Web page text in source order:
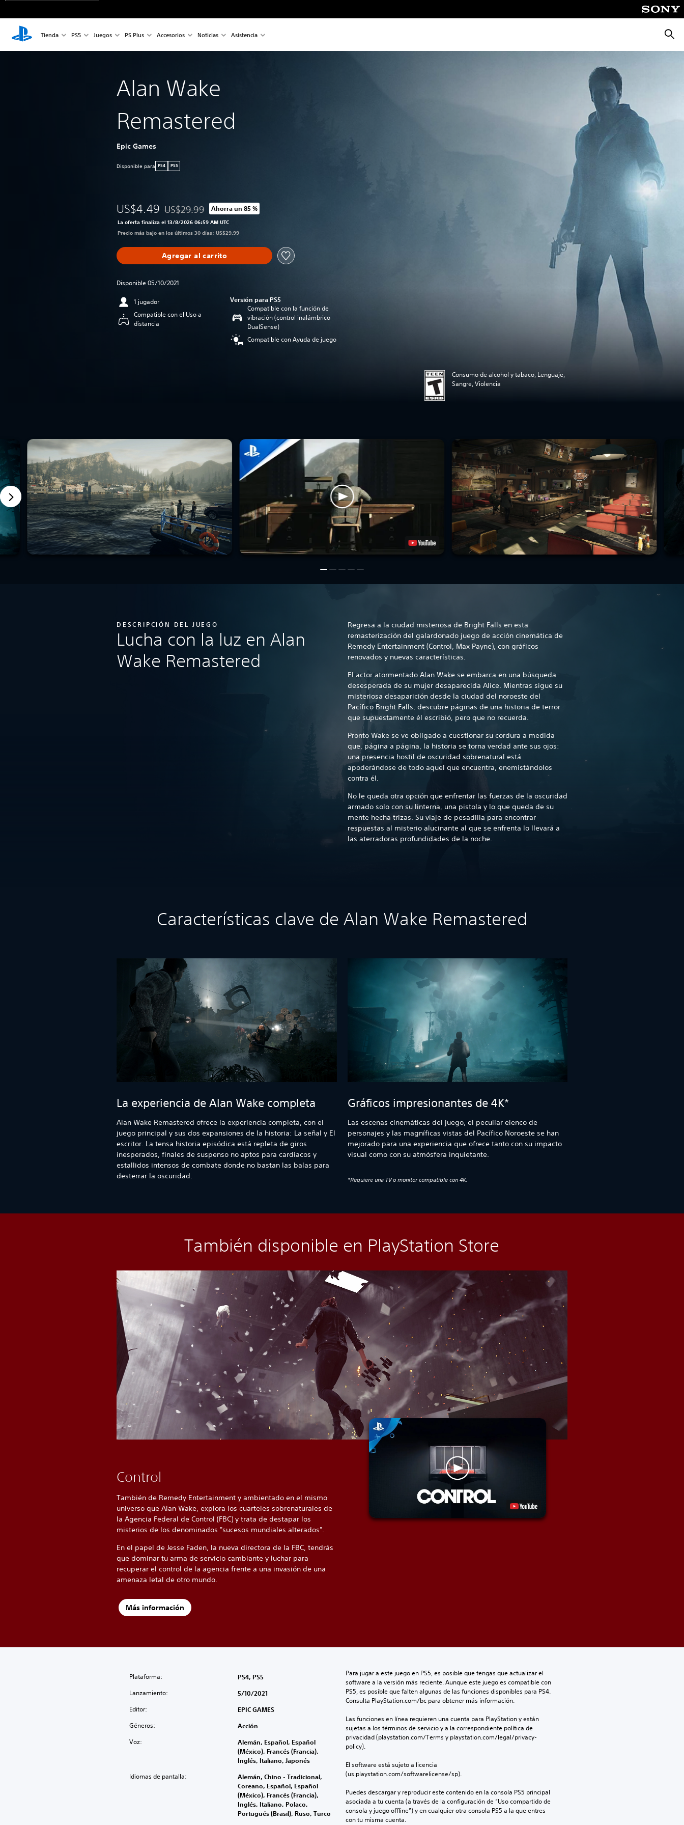
Tienda PS5 Juegos PS Plus Accesorios Noticias Asistencia
Alan Wake
Remastered
Epic Games
Disponible para PS4 PS5
US$4.49 Rebajado del precio original de US$29.99
US$29.99 Ahorra un 85 %
La oferta finaliza el 13/8/2026 06:59 AM UTC
Precio más bajo en los últimos 30 días: US$29.99
Agregar al carrito
Disponible 05/10/2021
1 jugador
Compatible con el Uso a
distancia
Versión para PS5
Compatible con la función de
vibración (control inalámbrico
DualSense)
Compatible con Ayuda de juego
Consumo de alcohol y tabaco, Lenguaje,
Sangre, Violencia
DESCRIPCIÓN DEL JUEGO
Lucha con la luz en Alan
Wake Remastered
Regresa a la ciudad misteriosa de Bright Falls en esta
remasterización del galardonado juego de acción cinemática de
Remedy Entertainment (Control, Max Payne), con gráficos
renovados y nuevas características.
El actor atormentado Alan Wake se embarca en una búsqueda
desesperada de su mujer desaparecida Alice. Mientras sigue su
misteriosa desaparición desde la ciudad del noroeste del
Pacífico Bright Falls, descubre páginas de una historia de terror
que supuestamente él escribió, pero que no recuerda.
Pronto Wake se ve obligado a cuestionar su cordura a medida
que, página a página, la historia se torna verdad ante sus ojos:
una presencia hostil de oscuridad sobrenatural está
apoderándose de todo aquel que encuentra, enemistándolos
contra él.
No le queda otra opción que enfrentar las fuerzas de la oscuridad
armado solo con su linterna, una pistola y lo que queda de su
mente hecha trizas. Su viaje de pesadilla para encontrar
respuestas al misterio alucinante al que se enfrenta lo llevará a
las aterradoras profundidades de la noche.
Características clave de Alan Wake Remastered
La experiencia de Alan Wake completa
Alan Wake Remastered ofrece la experiencia completa, con el
juego principal y sus dos expansiones de la historia: La señal y El
escritor. La tensa historia episódica está repleta de giros
inesperados, finales de suspenso no aptos para cardiacos y
estallidos intensos de combate donde no bastan las balas para
desterrar la oscuridad.
Gráficos impresionantes de 4K*
Las escenas cinemáticas del juego, el peculiar elenco de
personajes y las magníficas vistas del Pacífico Noroeste se han
mejorado para una experiencia que ofrece tanto con su impacto
visual como con su atmósfera inquietante.
*Requiere una TV o monitor compatible con 4K.
También disponible en PlayStation Store
Control
También de Remedy Entertainment y ambientado en el mismo
universo que Alan Wake, explora los cuarteles sobrenaturales de
la Agencia Federal de Control (FBC) y trata de destapar los
misterios de los denominados "sucesos mundiales alterados".
En el papel de Jesse Faden, la nueva directora de la FBC, tendrás
que dominar tu arma de servicio cambiante y luchar para
recuperar el control de la agencia frente a una invasión de una
amenaza letal de otro mundo.
Más información
Plataforma: PS4, PS5
Lanzamiento: 5/10/2021
Editor: EPIC GAMES
Géneros: Acción
Voz:
Alemán, Español, Español
(México), Francés (Francia),
Inglés, Italiano, Japonés
Idiomas de pantalla:
Alemán, Chino - Tradicional,
Coreano, Español, Español
(México), Francés (Francia),
Inglés, Italiano, Polaco,
Portugués (Brasil), Ruso, Turco
Para jugar a este juego en PS5, es posible que tengas que actualizar el
software a la versión más reciente. Aunque este juego es compatible con
PS5, es posible que falten algunas de las funciones disponibles para PS4.
Consulta PlayStation.com/bc para obtener más información.
Las funciones en línea requieren una cuenta para PlayStation y están
sujetas a los términos de servicio y a la correspondiente política de
privacidad (playstation.com/Terms y playstation.com/legal/privacy-
policy).
El software está sujeto a licencia
(us.playstation.com/softwarelicense/sp).
Puedes descargar y reproducir este contenido en la consola PS5 principal
asociada a tu cuenta (a través de la configuración de “Uso compartido de
consola y juego offline”) y en cualquier otra consola PS5 a la que entres
con tu misma cuenta.